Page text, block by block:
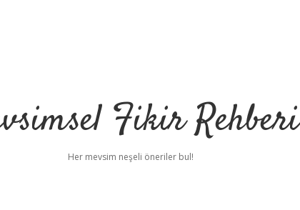
Fikir Rehberi
Her mevsim neşeli öneriler bul!